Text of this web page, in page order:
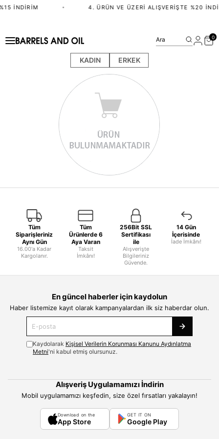
İNDIRIM • 4. ÜRÜN VE ÜZERI ALIŞVERIŞTE %20
KADIN ERKEK
Ara 0
Tüm
Siparişleriniz
Aynı Gün
16.00'a Kadar
Kargolanır.
Tüm
Ürünlerde 6
Aya Varan
Taksit
İmkânı!
256Bit SSL
Sertifikası
ile
Alışverişte
Bilgileriniz
Güvende.
14 Gün
İçerisinde
İade İmkânı!
En güncel haberler için kaydolun
Haber listemize kayıt olarak kampanyalardan ilk siz haberdar olun.
Kaydolarak Kişisel Verilerin Korunması Kanunu Aydınlatma
Metni'ni kabul etmiş olursunuz.
Alışveriş Uygulamamızı İndirin
Mobil uygulamamızı keşfedin, size özel fırsatları yakalayın!
Download on the
App Store
GET IT ON
Google Play